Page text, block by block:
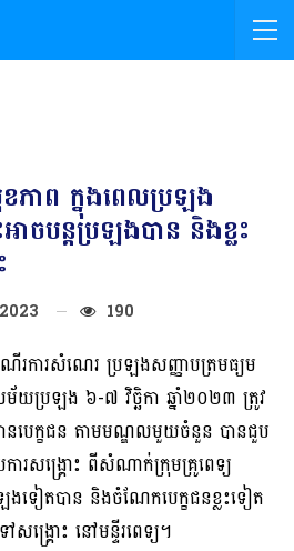
ភាព ក្នុងពេលប្រឡង
ាចបន្តប្រឡងបាន និងខ្លះ
2023 190
ើរការសំណេរ ប្រឡងសញ្ញាបត្រមធ្យម
ប្រឡង ៦-៧ វិច្ឆិកា ឆ្នាំ២០២៣ ត្រូវ
នបេក្ខជន តាមមណ្ឌលមួយចំនួន បានជួប
ារសង្រ្គោះ ពីសំណាក់ក្រុមគ្រូពេទ្យ
រឡងទៀតបាន និងចំណែកបេក្ខជនខ្លះទៀត
សង្រ្គោះ នៅមន្ទីរពេទ្យ។